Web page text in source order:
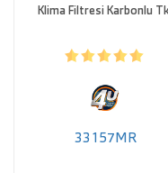
Klima Filtresi Karbonlu
33157MR